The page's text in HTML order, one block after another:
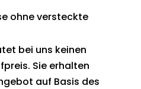
ohne versteckte
bei uns keinen
Sie erhalten
auf Basis des